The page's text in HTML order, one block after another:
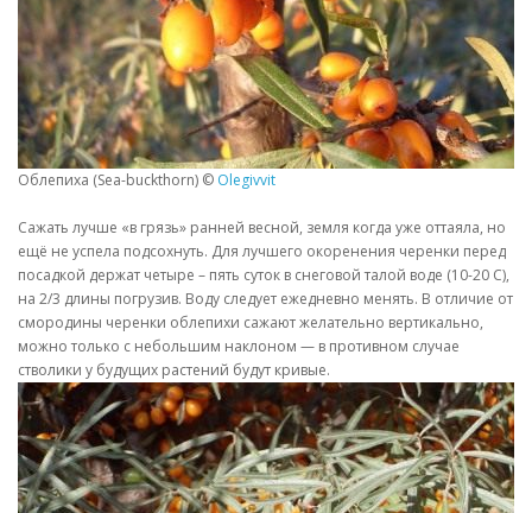
Облепиха (Sea-buckthorn) © Olegivvit
Сажать лучше «в грязь» ранней весной, земля когда уже оттаяла, но
ещё не успела подсохнуть. Для лучшего окоренения черенки перед
посадкой держат четыре – пять суток в снеговой талой воде (10-20 С),
на 2/3 длины погрузив. Воду следует ежедневно менять. В отличие от
смородины черенки облепихи сажают желательно вертикально,
можно только с небольшим наклоном — в противном случае
стволики у будущих растений будут кривые.